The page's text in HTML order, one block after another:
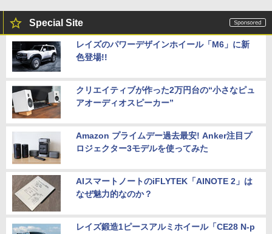
Special Site
レイズのパワーデザインホイール「M6」に新
色登場!!
クリエイティブが作った2万円台の“小さなピュ
アオーディオスピーカー”
Amazon プライムデー過去最安! Anker注目プ
ロジェクター3モデルを使ってみた
AIスマートノートのiFLYTEK「AINOTE 2」は
なぜ魅力的なのか？
レイズ鍛造1ピースアルミホイール「CE28 N-p